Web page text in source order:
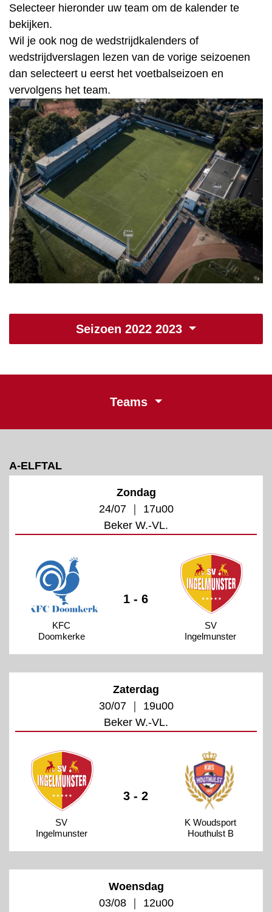
Selecteer hieronder uw team om de kalender te
bekijken.
Wil je ook nog de wedstrijdkalenders of
wedstrijdverslagen lezen van de vorige seizoenen
dan selecteert u eerst het voetbalseizoen en
vervolgens het team.
Seizoen 2022 2023
Teams
A-ELFTAL
Zondag
24/07 ｜ 17u00
Beker W.-VL.
KFC
Doomkerke
1 - 6
SV
Ingelmunster
Zaterdag
30/07 ｜ 19u00
Beker W.-VL.
SV
Ingelmunster
3 - 2
K Woudsport
Houthulst B
Woensdag
03/08 ｜ 12u00